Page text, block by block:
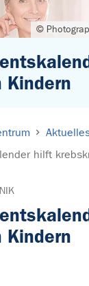
©
Kindern
hilft
Kindern